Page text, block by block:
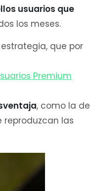
usuarios que
los meses.
que por
Premium
, como la de
reproduzcan las